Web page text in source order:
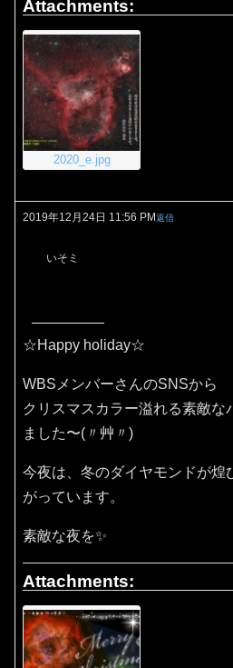
Attachments:
2020_e.jpg
2019年12月24日 11:56 PM返信
いそミ
☆Happy holiday☆
WBSメンバーさんのSNSから
クリスマスカラー溢れる素敵な
ました〜(〃艸〃)
今夜は、冬のダイヤモンドが煌
がっています。
素敵な夜を✨
Attachments: